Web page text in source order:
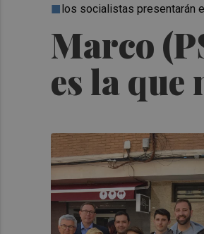
Marco
es la que
los socialistas presentarán